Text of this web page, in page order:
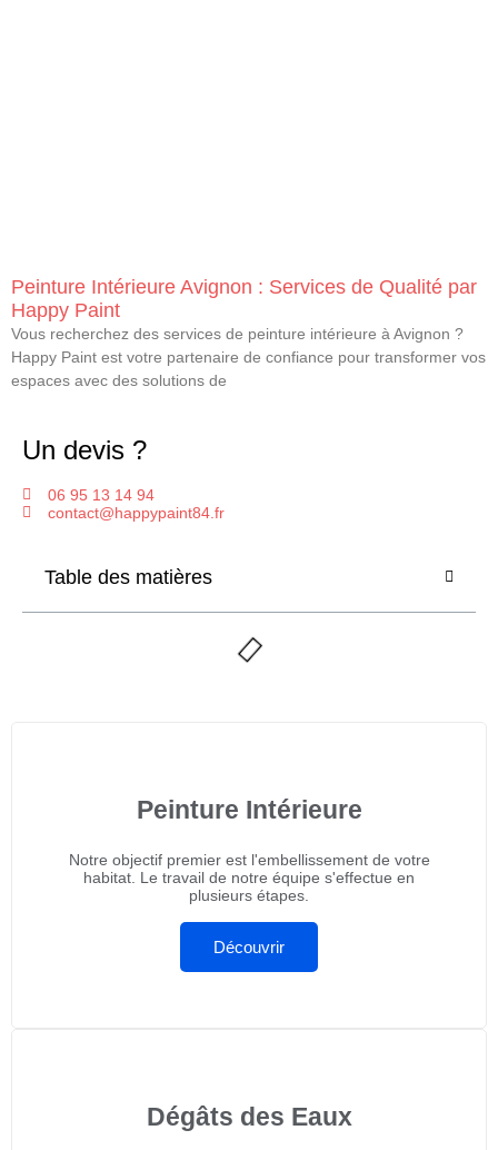
Un devis ?
06 95 13 14 94
contact@happypaint84.fr
Table des matières
Peinture Intérieure Avignon : Services de Qualité par
Happy Paint
Vous recherchez des services de peinture intérieure à Avignon ?
Happy Paint est votre partenaire de confiance pour transformer vos
espaces avec des solutions de
Peinture Intérieure
Notre objectif premier est l'embellissement de votre
habitat. Le travail de notre équipe s'effectue en
plusieurs étapes.
Découvrir
Dégâts des Eaux